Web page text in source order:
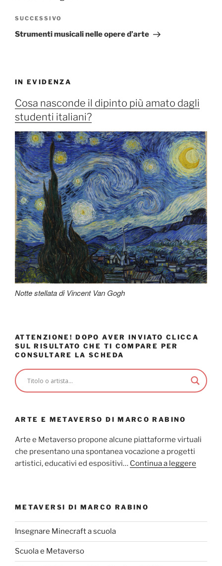
Articolo
successivo
SUCCESSIVO
Strumenti musicali nelle opere d’arte
IN EVIDENZA
Cosa nasconde il dipinto più amato dagli
studenti italiani?
Notte stellata di Vincent Van Gogh
ATTENZIONE! DOPO AVER INVIATO CLICCA
SUL RISULTATO CHE TI COMPARE PER
CONSULTARE LA SCHEDA
ARTE E METAVERSO DI MARCO RABINO
Arte e Metaverso propone alcune piattaforme virtuali
che presentano una spontanea vocazione a progetti
artistici, educativi ed espositivi… Continua a leggere
METAVERSI DI MARCO RABINO
Insegnare Minecraft a scuola
Scuola e Metaverso